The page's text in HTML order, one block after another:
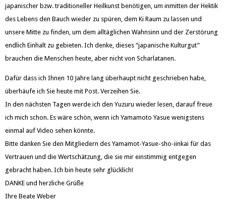
japanischer bzw. traditioneller Heilkunst benötigen, um inmitten der Hektik
des Lebens den Bauch wieder zu spüren, dem Ki Raum zu lassen und
unsere Mitte zu finden, um dem alltäglichen Wahnsinn und der Zerstörung
endlich Einhalt zu gebieten. Ich denke, dieses “japanische Kulturgut”
brauchen die Menschen heute, aber nicht von Scharlatanen.
Dafür dass ich Ihnen 10 Jahre lang überhaupt nicht geschrieben habe,
überhäufe ich Sie heute mit Post. Verzeihen Sie.
In den nächsten Tagen werde ich den Yuzuru wieder lesen, darauf freue
ich mich schon. Es wäre schön, wenn ich Yamamoto Yasue wenigstens
einmal auf Video sehen könnte.
Bitte danken Sie den Mitgliedern des Yamamot-Yasue-sho-iinkai für das
Vertrauen und die Wertschätzung, die sie mir einstimmig entgegen
gebracht haben. Ich bin heute sehr glücklich!
DANKE und herzliche Grüße
Ihre Beate Weber